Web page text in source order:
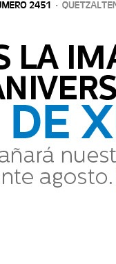
de los órganos
en su contra.